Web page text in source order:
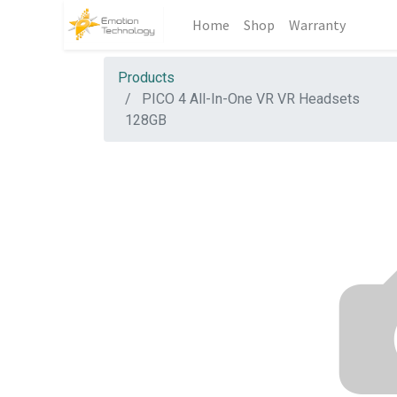
Home Shop Warranty
Products
PICO 4 All-In-One VR VR Headsets
128GB